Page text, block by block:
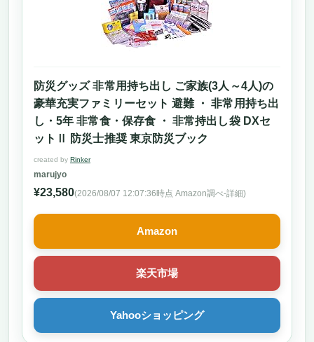
防災グッズ 非常用持ち出し ご家族(3人～4人)の
豪華充実ファミリーセット 避難 ・ 非常用持ち出
し・5年 非常食・保存食 ・ 非常持出し袋 DXセ
ットⅡ 防災士推奨 東京防災ブック
created by Rinker
marujyo
¥23,580(2026/08/07 12:07:36時点 Amazon調べ-詳細)
Amazon
楽天市場
Yahooショッピング